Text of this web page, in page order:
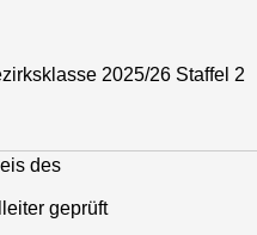
2025/26 Staffel 2